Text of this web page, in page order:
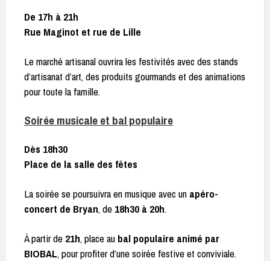
De 17h à 21h
Rue Maginot et rue de Lille
Le marché artisanal ouvrira les festivités avec des stands
d’artisanat d’art, des produits gourmands et des animations
pour toute la famille.
Soirée musicale et bal populaire
Dès 18h30
Place de la salle des fêtes
La soirée se poursuivra en musique avec un apéro-
concert de Bryan, de 18h30 à 20h.
À partir de 21h, place au bal populaire animé par
BIOBAL, pour profiter d’une soirée festive et conviviale.